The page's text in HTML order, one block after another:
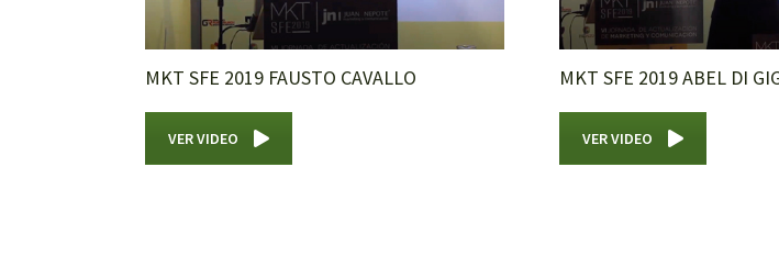
MKT SFE 2019 FAUSTO CAVALLO
VER VIDEO
MKT SFE 2019 ABEL DI
VER VIDEO